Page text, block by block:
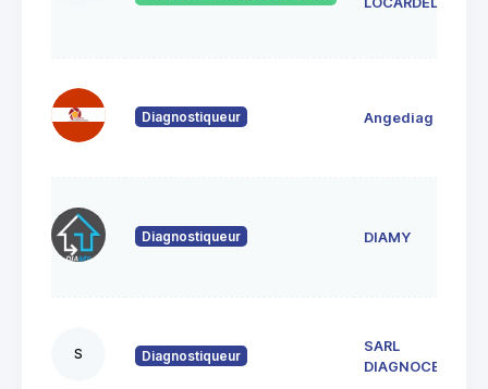
Diagnostiqueur Angediag
Diagnostiqueur DIAMY
S Diagnostiqueur
SARL
DIAGNOCEAN